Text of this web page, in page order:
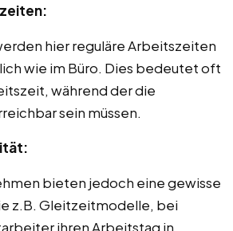
hier reguläre Arbeitszeiten
wie im Büro. Dies bedeutet oft
während der die
sein müssen.
bieten jedoch eine gewisse
z.B. Gleitzeitmodelle, bei
ihren Arbeitstag in